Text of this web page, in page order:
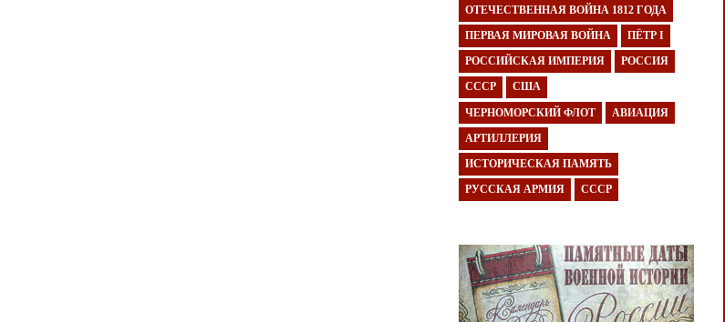
ОТЕЧЕСТВЕННАЯ ВОЙНА 1812 ГОДА
ПЕРВАЯ МИРОВАЯ ВОЙНА ПЁТР I
РОССИЙСКАЯ ИМПЕРИЯ РОССИЯ
СССР США
ЧЕРНОМОРСКИЙ ФЛОТ АВИАЦИЯ
АРТИЛЛЕРИЯ
ИСТОРИЧЕСКАЯ ПАМЯТЬ
РУССКАЯ АРМИЯ СССР